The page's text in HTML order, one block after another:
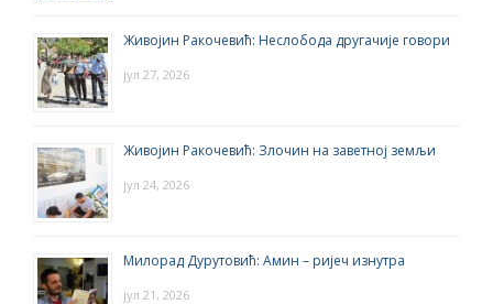
Живојин Ракочевић: Неслобода другачије говори
јул 27, 2026
Живојин Ракочевић: Злочин на заветној земљи
јул 24, 2026
Милорад Дурутовић: Амин – ријеч изнутра
јул 21, 2026